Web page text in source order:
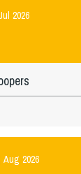
2026
Aug 2026